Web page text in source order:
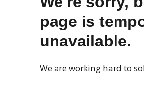
page is
unavailable.
We are working hard to